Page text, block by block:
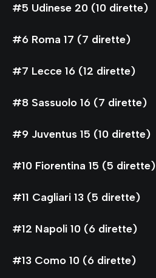
#5 Udinese 20 (10 dirette)
#6 Roma 17 (7 dirette)
#7 Lecce 16 (12 dirette)
#8 Sassuolo 16 (7 dirette)
#9 Juventus 15 (10 dirette)
#10 Fiorentina 15 (5 dirette)
#11 Cagliari 13 (5 dirette)
#12 Napoli 10 (6 dirette)
#13 Como 10 (6 dirette)